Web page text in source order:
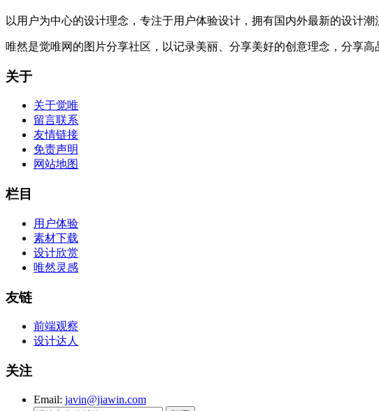
以用户为中心的设计理念，专注于用户体验设计，拥有国内外最新的设计
唯然是觉唯网的图片分享社区，以记录美丽、分享美好的创意理念，分享
关于
关于觉唯
留言联系
友情链接
免责声明
网站地图
栏目
用户体验
素材下载
设计欣赏
唯然灵感
友链
前端观察
设计达人
关注
Email: javin@jiawin.com